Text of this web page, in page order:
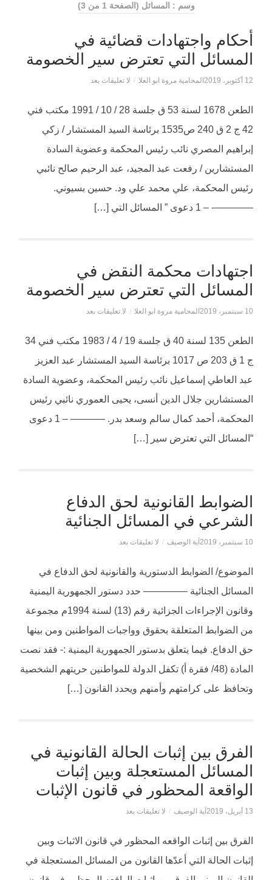
وسم : المسائل (الصفحة 1 من 3)
أحكام واجتهادات قضائية في
المسائل التي تعترض سير الخصومة
12 أكتوبر، 2019 المحامية مروة ابو العلا / لا تعليقات بعد
الطعن 1678 لسنة 53 ق جلسة 28 / 10 / 1991 مكتب فني
42 ج 2 ق 240 ص1535 برئاسة السيد المستشار / زكي
إبراهيم المصري نائب رئيس المحكمة وعضوية السادة
المستشارين / رفعت عبد المجيد، عبد الرحيم صالح نائبي
رئيس المحكمة، علي محمد علي ود. حسين بسيوني.
————- – 1 دعوى ” المسائل التي […]
اجتهادات محكمة النقض في
المسائل التي تعترض سير الخصومة
10 سبتمبر، 2019 المحامية مروة ابو العلا / لا تعليقات بعد
الطعن 135 لسنة 40 ق جلسة 19 / 4 / 1983 مكتب فني 34
ج 1 ق 203 ص 1017 برئاسة السيد المستشار عبد العزيز
عبد العاطي إسماعيل نائب رئيس المحكمة، وعضوية السادة
المستشارين جلال الدين أنسى، يحيى العموري نائبي رئيس
المحكمة، أحمد كمال سالم وسعد بدر. ———– – 1 دعوى
“المسائل التي تعترض سير […]
الضوابط القانونية لحق الدفاع
الشرعي في المسائل الجنائية
10 سبتمبر، 2019 آية الوصيف / لا تعليقات بعد
الموضوع/ الضوابط الدستورية والقانونية لحق الدفاع في
المسائل الجنائية ————– حدد دستور الجمهورية اليمنية
وقانون الإجراءات الجزائية رقم (13) لسنة 1994م مجموعة
من الضوابط المتعلقة بحقوق وواجبات المواطنين ومن بينها
حق الدفاع. فيما يتعلق بدستور الجمهورية اليمنية :- فقد نصت
المادة (48/ فقرة أ) تكفل الدولة للمواطنين حريتهم الشخصية
وتحافظ على كرامتهم وأمنهم ويحدد القانون […]
الفرق بين إثبات الحالة القانونية في
المسائل المستعجلة وبين إثبات
الواقعة المحظور في قانون الإثبات
13 أبريل، 2019 آية الوصيف / لا تعليقات بعد
الفرق بين إثبات الواقعه المحظور في قانون الاثبات وبين
إثبات الحالة التي أعدّها القانون من المسائل المستعجلة في